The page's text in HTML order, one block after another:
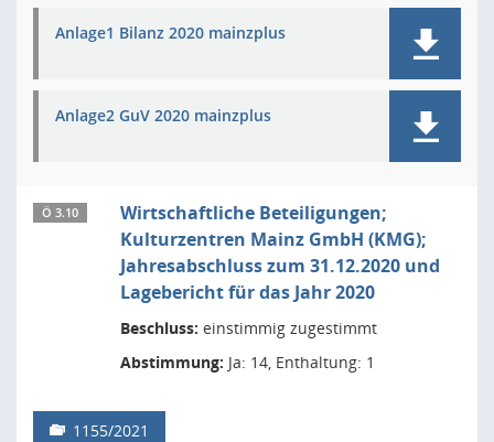
Anlage1 Bilanz 2020 mainzplus
Anlage2 GuV 2020 mainzplus
Ö 3.10
Wirtschaftliche Beteiligungen;
Kulturzentren Mainz GmbH (KMG);
Jahresabschluss zum 31.12.2020 und
Lagebericht für das Jahr 2020
Beschluss: einstimmig zugestimmt
Abstimmung: Ja: 14, Enthaltung: 1
1155/2021